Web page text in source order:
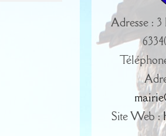
Adresse :
Site Web :